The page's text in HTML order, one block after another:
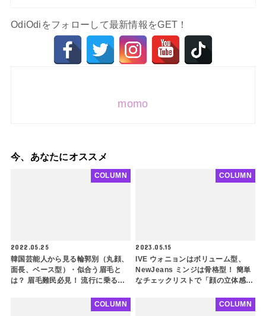
OdiOdiをフォローして最新情報をGET！
momo
今、あなたにオススメ
2022.05.25
韓国芸能人から見る輪郭別（丸顔、
面長、ベース型）・似合う眉毛と
は？ 眉毛難民必見！ 流行に乗るだ
COLUMN
2023.05.15
IVE ウォニョンはボリューム型、
NewJeans ミンジは骨格型！ 簡単
なチェックリストで「顔の立体感診
すめメイク方法やヘアスタイルも紹
COLUMN
COLUMN COLUMN